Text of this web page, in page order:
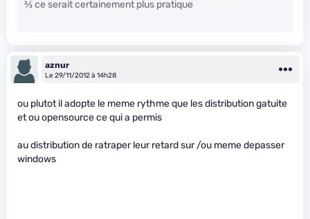
2⁄3ce serait certainement plus pratique
aznur
Le 29/11/2012 à 14h28
ou plutot il adopte le meme rythme que les distribution gatuite
et ou opensource ce qui a permis
au distribution de ratraper leur retard sur /ou meme depasser
windows